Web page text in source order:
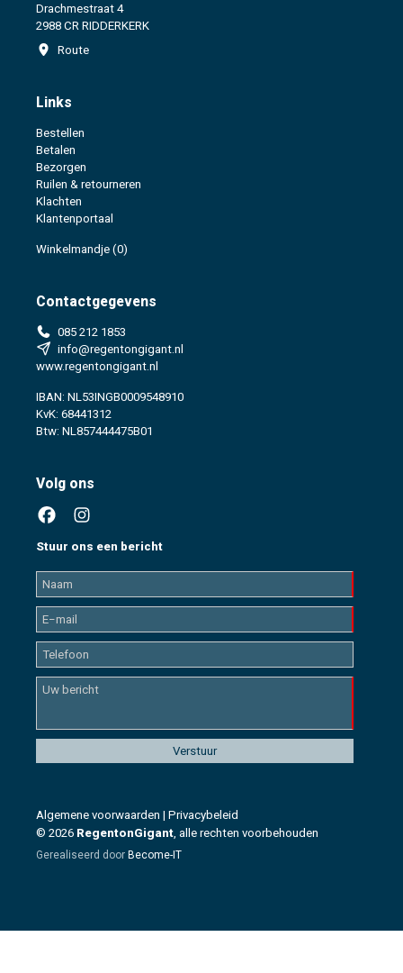
Drachmestraat 4
2988 CR RIDDERKERK
Route
Links
Bestellen
Betalen
Bezorgen
Ruilen & retourneren
Klachten
Klantenportaal
Winkelmandje (0)
Contactgegevens
085 212 1853
info@regentongigant.nl
www.regentongigant.nl
IBAN: NL53INGB0009548910
KvK: 68441312
Btw: NL857444475B01
Volg ons
Stuur ons een bericht
Algemene voorwaarden | Privacybeleid
© 2026 RegentonGigant, alle rechten voorbehouden
Gerealiseerd door Become-IT